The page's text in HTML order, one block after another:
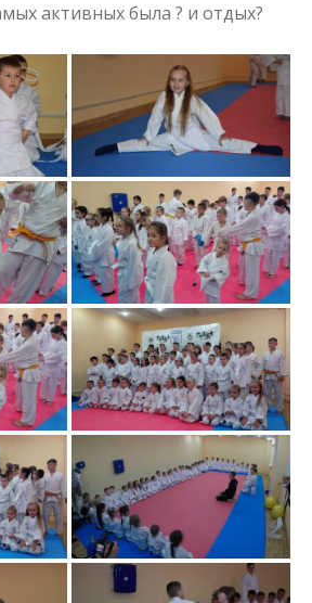
активных была ? и отдых?